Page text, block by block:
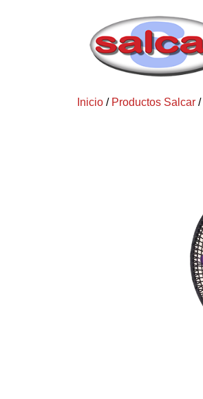
Inicio / Productos Salcar /